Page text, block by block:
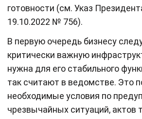
готовности (см. Указ
19.10.2022 № 756).
В первую очередь бизнесу
критически важную
нужна для его стабильного
так считают в ведомстве. Это
необходимые условия по
чрезвычайных ситуаций, актов